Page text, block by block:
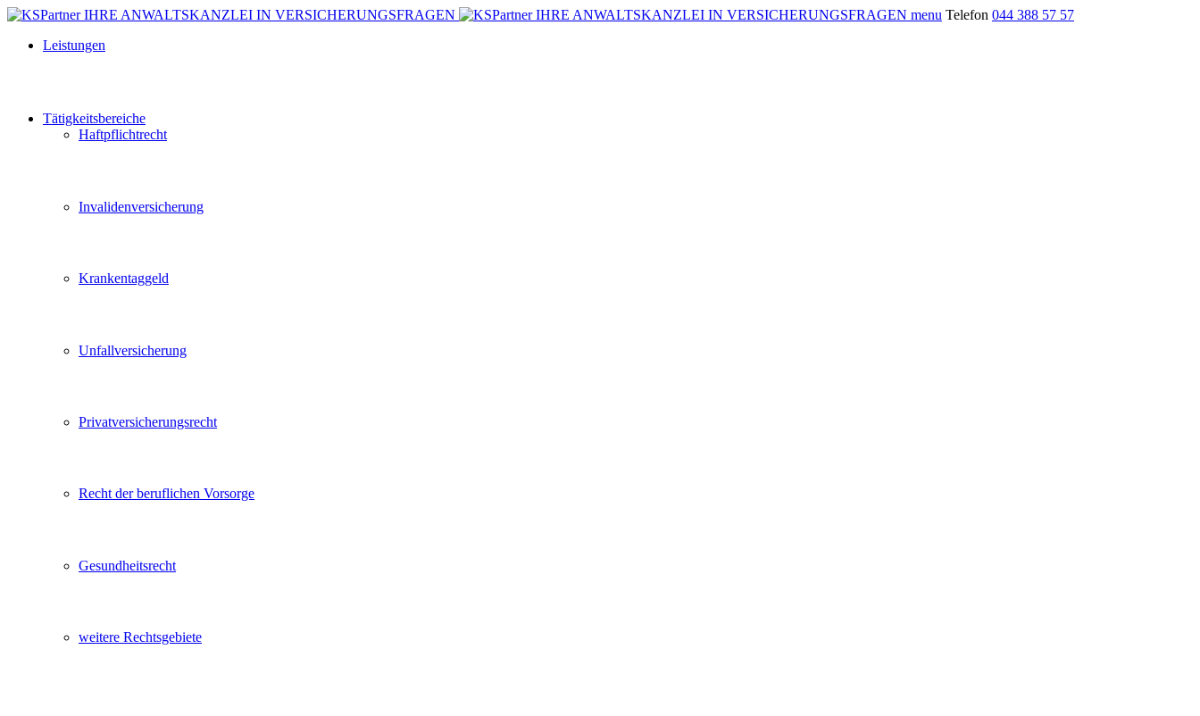
menu Telefon 044 388 57 57
Leistungen
Tätigkeitsbereiche
Haftpflichtrecht
Invalidenversicherung
Krankentaggeld
Unfallversicherung
Privatversicherungsrecht
Recht der beruflichen Vorsorge
Gesundheitsrecht
weitere Rechtsgebiete